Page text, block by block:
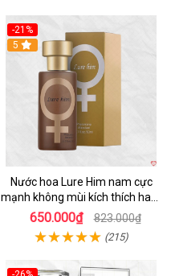
-21%
5
Nước hoa Lure Him nam cực
mạnh không mùi kích thích ham
muốn
650.000₫ 823.000₫
(215)